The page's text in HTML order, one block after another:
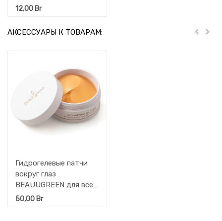
HYDROGEL MASK с
12,00 Br
АКСЕССУАРЫ К ТОВАРАМ: Пред
Гидрогелевые патчи
вокруг глаз
BEAUUGREEN для всех
типов кожи (Коллаген
50,00 Br